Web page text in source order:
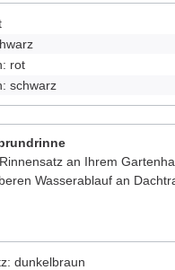
rot
schwarz
an Ihrem
Wasserablauf an
dunkelbraun